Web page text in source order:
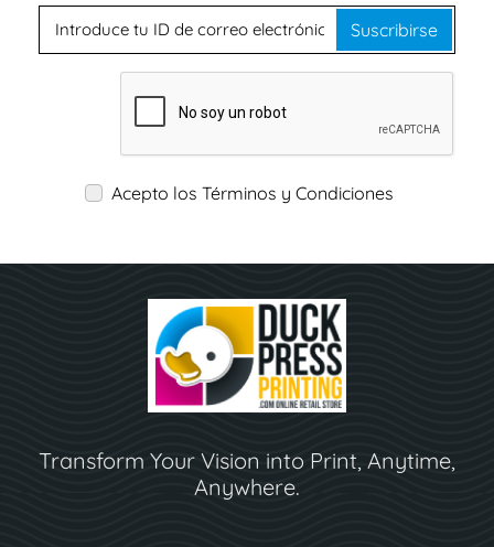
Suscribirse
Acepto los Términos y Condiciones
Transform Your Vision into Print, Anytime,
Anywhere.